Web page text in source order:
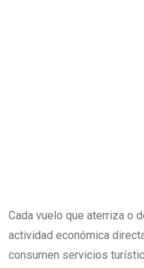
Cada vuelo que aterriza o
actividad económica
consumen servicios